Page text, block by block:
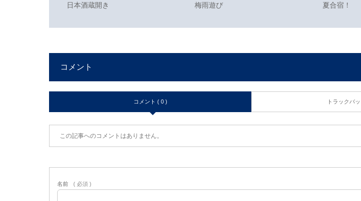
日本酒蔵開き 梅雨遊び 夏合宿！
コメント
コメント ( 0 ) トラックバ
この記事へのコメントはありません。
名前 ( 必須 )